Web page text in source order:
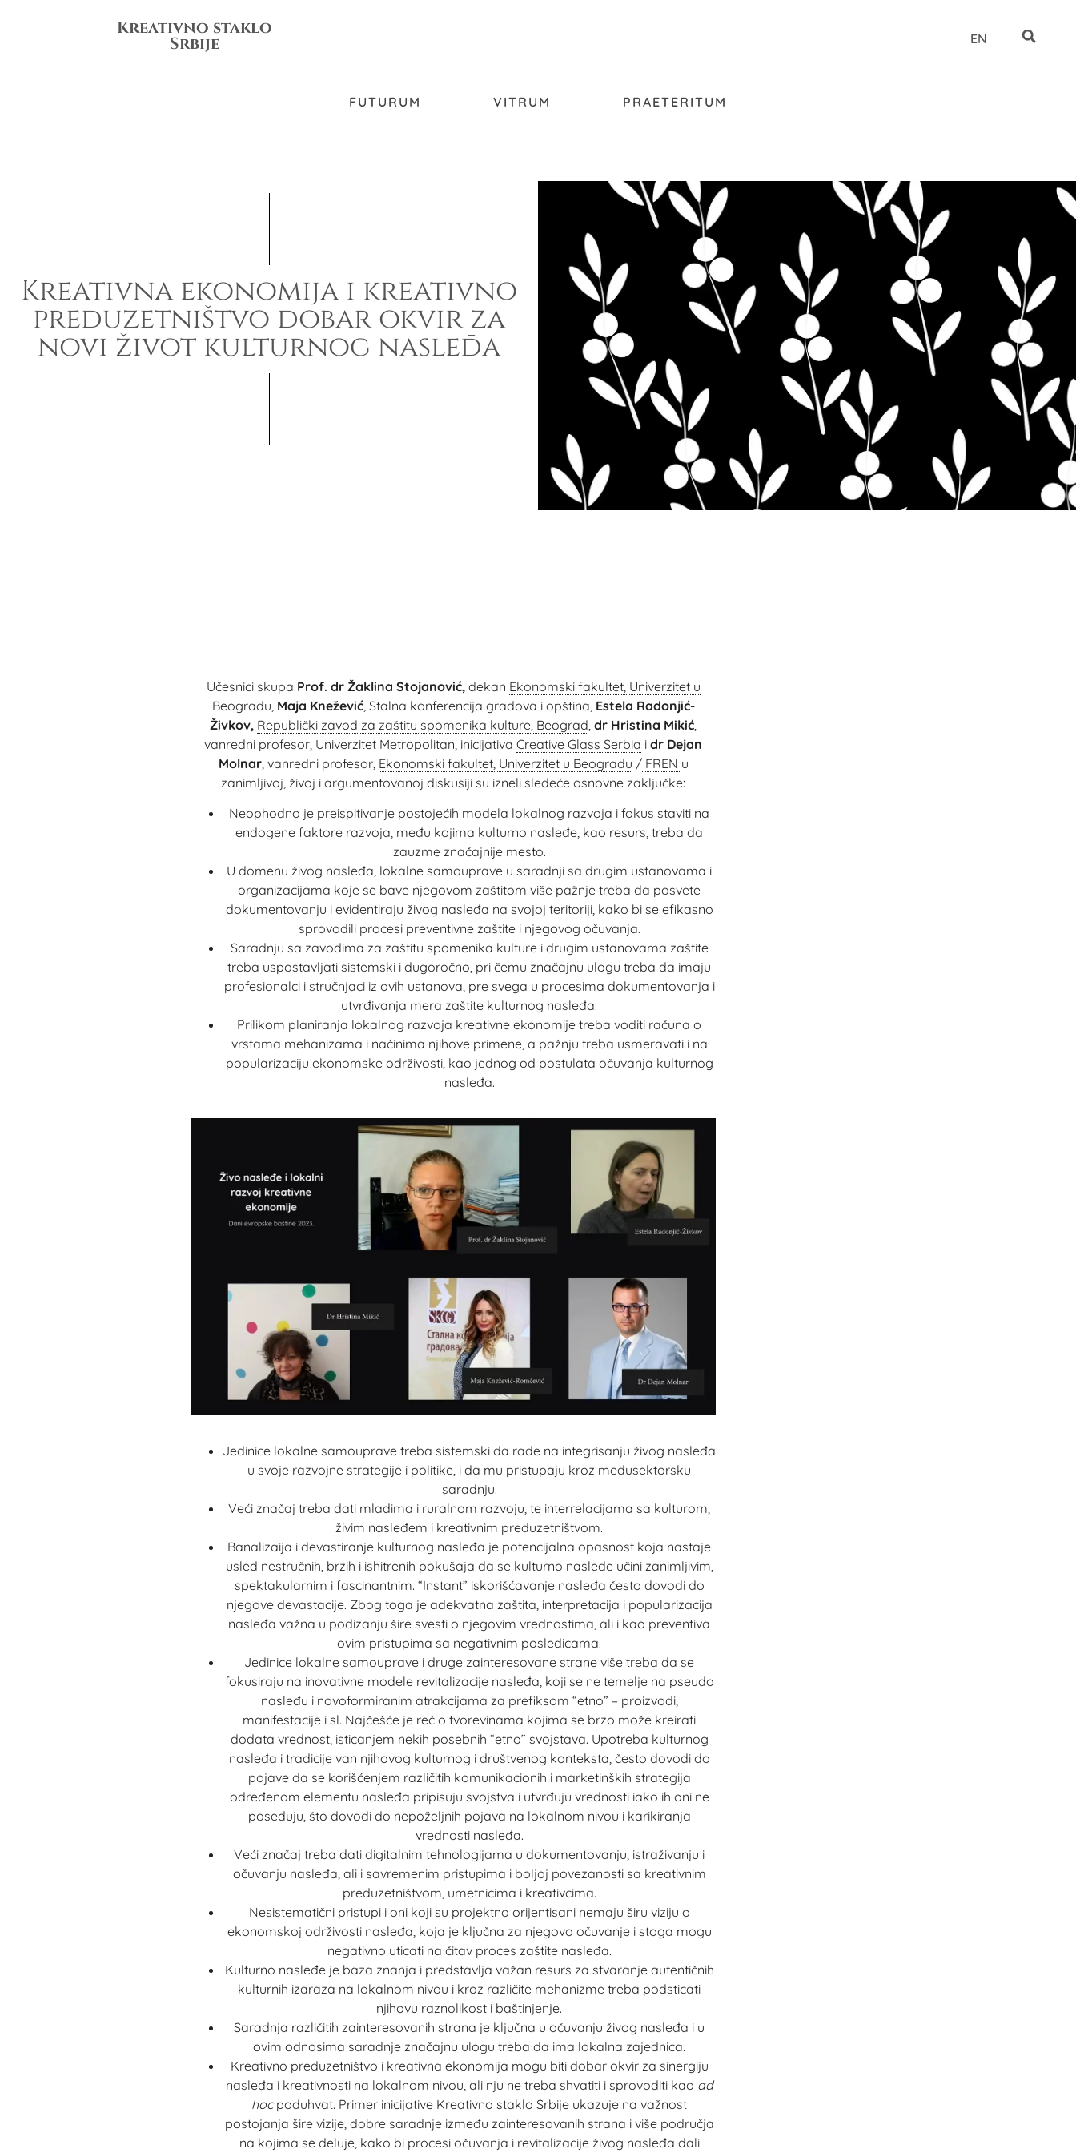
Kreativno staklo
Srbije EN
FUTURUM VITRUM PRAETERITUM
Kreativna ekonomija i kreativno
preduzetništvo dobar okvir za
novi život kulturnog nasleđa
Učesnici skupa Prof. dr Žaklina Stojanović, dekan Ekonomski fakultet, Univerzitet u
Beogradu Maja Knežević, Stalna konferencija gradova i opština Estela Radonjić-
Živkov, Republički zavod za zaštitu spomenika kulture, Beograd dr Hristina Mikić
vanredni profesor, Univerzitet Metropolitan, inicijativaCreative Glass Serbia i dr Dejan
Molnar, vanredni profesor, Ekonomski fakultet, Univerzitet u Beogradu /FREN u
zanimljivoj, živoj i argumentovanoj diskusiji su izneli sledeće osnovne zaključke:
Neophodno je preispitivanje postojećih modela lokalnog razvoja i fokus staviti na
endogene faktore razvoja, među kojima kulturno nasleđe, kao resurs, treba da
zauzme značajnije mesto.
U domenu živog nasleđa, lokalne samouprave u saradnji sa drugim ustanovama i
organizacijama koje se bave njegovom zaštitom više pažnje treba da posvete
dokumentovanju i evidentiraju živog nasleđa na svojoj teritoriji, kako bi se efikasno
sprovodili procesi preventivne zaštite i njegovog očuvanja.
Saradnju sa zavodima za zaštitu spomenika kulture i drugim ustanovama zaštite
treba uspostavljati sistemski i dugoročno, pri čemu značajnu ulogu treba da imaju
profesionalci i stručnjaci iz ovih ustanova, pre svega u procesima dokumentovanja i
utvrđivanja mera zaštite kulturnog nasleđa.
Prilikom planiranja lokalnog razvoja kreativne ekonomije treba voditi računa o
vrstama mehanizama i načinima njihove primene, a pažnju treba usmeravati i na
popularizaciju ekonomske održivosti, kao jednog od postulata očuvanja kulturnog
nasleđa.
Jedinice lokalne samouprave treba sistemski da rade na integrisanju živog nasleđa
u svoje razvojne strategije i politike, i da mu pristupaju kroz međusektorsku
saradnju.
Veći značaj treba dati mladima i ruralnom razvoju, te interrelacijama sa kulturom,
živim nasleđem i kreativnim preduzetništvom.
Banalizaija i devastiranje kulturnog nasleđa je potencijalna opasnost koja nastaje
usled nestručnih, brzih i ishitrenih pokušaja da se kulturno nasleđe učini zanimljivim,
spektakularnim i fascinantnim. “Instant” iskorišćavanje nasleđa često dovodi do
njegove devastacije. Zbog toga je adekvatna zaštita, interpretacija i popularizacija
nasleđa važna u podizanju šire svesti o njegovim vrednostima, ali i kao preventiva
ovim pristupima sa negativnim posledicama.
Jedinice lokalne samouprave i druge zainteresovane strane više treba da se
fokusiraju na inovativne modele revitalizacije nasleđa, koji se ne temelje na pseudo
nasleđu i novoformiranim atrakcijama za prefiksom “etno” – proizvodi,
manifestacije i sl. Najčešće je reč o tvorevinama kojima se brzo može kreirati
dodata vrednost, isticanjem nekih posebnih “etno” svojstava. Upotreba kulturnog
nasleđa i tradicije van njihovog kulturnog i društvenog konteksta, često dovodi do
pojave da se korišćenjem različitih komunikacionih i marketinških strategija
određenom elementu nasleđa pripisuju svojstva i utvrđuju vrednosti iako ih oni ne
poseduju, što dovodi do nepoželjnih pojava na lokalnom nivou i karikiranja
vrednosti nasleđa.
Veći značaj treba dati digitalnim tehnologijama u dokumentovanju, istraživanju i
očuvanju nasleđa, ali i savremenim pristupima i boljoj povezanosti sa kreativnim
preduzetništvom, umetnicima i kreativcima.
Nesistematični pristupi i oni koji su projektno orijentisani nemaju širu viziju o
ekonomskoj održivosti nasleđa, koja je ključna za njegovo očuvanje i stoga mogu
negativno uticati na čitav proces zaštite nasleđa.
Kulturno nasleđe je baza znanja i predstavlja važan resurs za stvaranje autentičnih
kulturnih izaraza na lokalnom nivou i kroz različite mehanizme treba podsticati
njihovu raznolikost i baštinjenje.
Saradnja različitih zainteresovanih strana je ključna u očuvanju živog nasleđa i u
ovim odnosima saradnje značajnu ulogu treba da ima lokalna zajednica.
Kreativno preduzetništvo i kreativna ekonomija mogu biti dobar okvir za sinergiju
nasleđa i kreativnosti na lokalnom nivou, ali nju ne treba shvatiti i sprovoditi kao ad
hocpoduhvat. Primer inicijative Kreativno staklo Srbije ukazuje na važnost
postojanja šire vizije, dobre saradnje između zainteresovanih strana i više područja
na kojima se deluje, kako bi procesi očuvanja i revitalizacije živog nasleđa dali